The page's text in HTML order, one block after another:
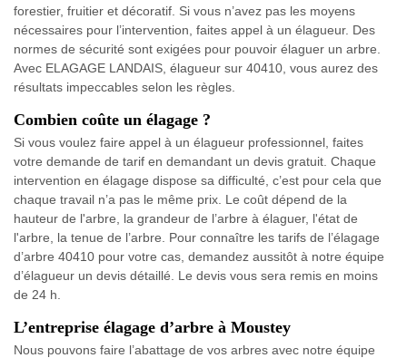
forestier, fruitier et décoratif. Si vous n’avez pas les moyens
nécessaires pour l’intervention, faites appel à un élagueur. Des
normes de sécurité sont exigées pour pouvoir élaguer un arbre.
Avec ELAGAGE LANDAIS, élagueur sur 40410, vous aurez des
résultats impeccables selon les règles.
Combien coûte un élagage ?
Si vous voulez faire appel à un élagueur professionnel, faites
votre demande de tarif en demandant un devis gratuit. Chaque
intervention en élagage dispose sa difficulté, c’est pour cela que
chaque travail n’a pas le même prix. Le coût dépend de la
hauteur de l'arbre, la grandeur de l’arbre à élaguer, l'état de
l'arbre, la tenue de l’arbre. Pour connaître les tarifs de l’élagage
d’arbre 40410 pour votre cas, demandez aussitôt à notre équipe
d’élagueur un devis détaillé. Le devis vous sera remis en moins
de 24 h.
L’entreprise élagage d’arbre à Moustey
Nous pouvons faire l’abattage de vos arbres avec notre équipe